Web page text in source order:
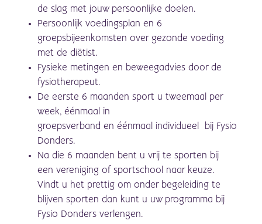
de slag met jouw persoonlijke doelen.
Persoonlijk voedingsplan en 6
groepsbijeenkomsten over gezonde voeding
met de diëtist.
Fysieke metingen en beweegadvies door de
fysiotherapeut.
De eerste 6 maanden sport u tweemaal per
week, éénmaal in
groepsverband enéénmaal individueel bij Fysio
Donders.
Na die 6 maanden bent u vrij te sporten bij
een vereniging of sportschool naar keuze.
Vindt u het prettig om onder begeleiding te
blijven sporten dan kunt u uwprogramma bij
Fysio Donders verlengen.